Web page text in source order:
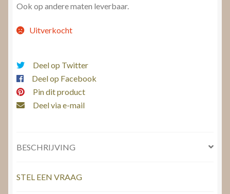
Ook op andere maten leverbaar.
Uitverkocht
Deel op Twitter
Deel op Facebook
Pin dit product
Deel via e-mail
BESCHRIJVING
STEL EEN VRAAG